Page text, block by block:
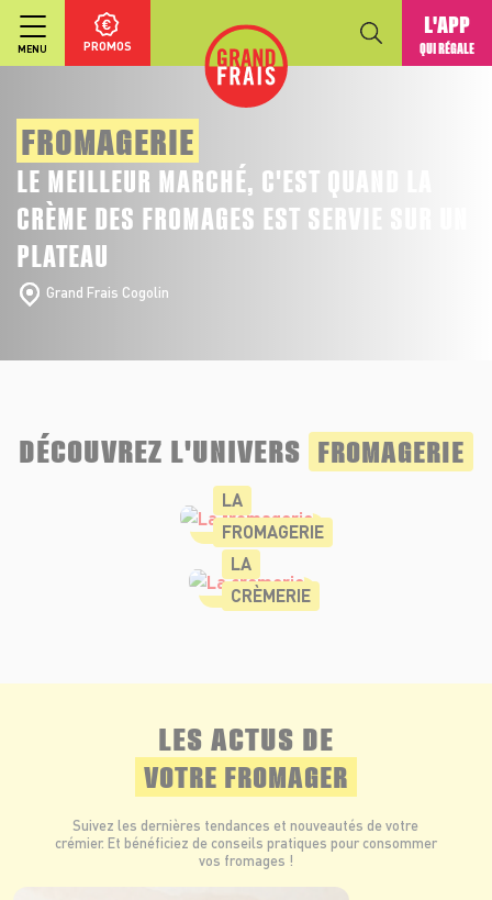
MENU PROMOS
L'APP
QUI RÉGALE
FROMAGERIE
LE MEILLEUR MARCHÉ, C'EST QUAND LA
CRÈME DES FROMAGES EST SERVIE SUR UN
PLATEAU
Grand Frais Cogolin
DÉCOUVREZ L'UNIVERS FROMAGERIE
LA
FROMAGERIE
LA
CRÈMERIE
LES ACTUS DE
VOTRE FROMAGER
Suivez les dernières tendances et nouveautés de votre
crémier. Et bénéficiez de conseils pratiques pour consommer
vos fromages !